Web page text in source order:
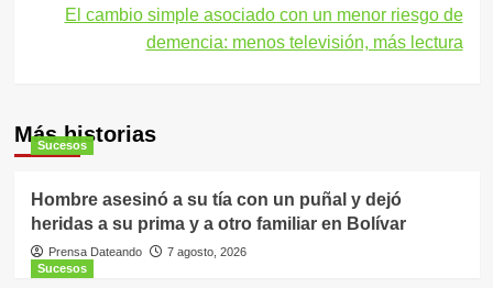
El cambio simple asociado con un menor riesgo de
demencia: menos televisión, más lectura
Más historias
Sucesos
Hombre asesinó a su tía con un puñal y dejó
heridas a su prima y a otro familiar en Bolívar
Prensa Dateando
7 agosto, 2026
Sucesos